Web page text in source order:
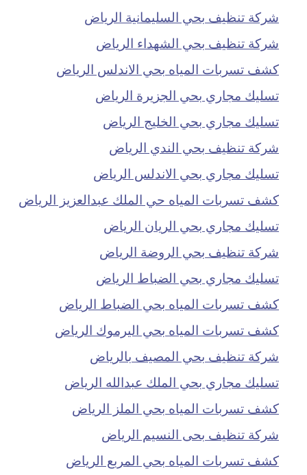
شركة تنظيف بحي السليمانية الرياض
شركة تنظيف بحي الشهداء الرياض
كشف تسربات المياه بحي الاندلس الرياض
تسليك مجاري بحي الجزيرة الرياض
تسليك مجاري بحي الخليج الرياض
شركة تنظيف بحي الندي الرياض
تسليك مجاري بحي الاندلس الرياض
كشف تسربات المياه حي الملك عبدالعزيز الرياض
تسليك مجاري بحي الريان الرياض
شركة تنظيف بحي الروضة الرياض
تسليك مجاري بحي الضباط الرياض
كشف تسربات المياه بحي الضباط الرياض
كشف تسربات المياه بحي اليرموك الرياض
شركة تنظيف بحي المصيف بالرياض
تسليك مجاري بحي الملك عبدالله الرياض
كشف تسربات المياه بحي الملز الرياض
شركة تنظيف بحى النسيم الرياض
كشف تسربات المياه بحي المربع الرياض